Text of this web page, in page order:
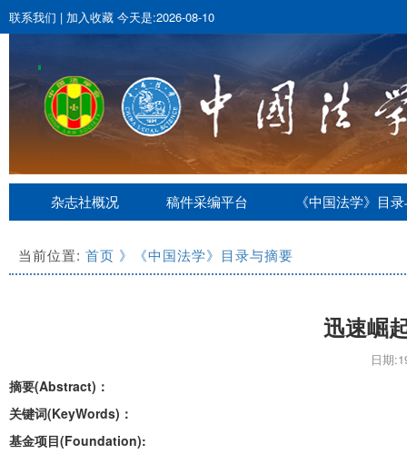
联系我们 | 加入收藏 今天是:2026-08-10
杂志社概况 稿件采编平台 《中国法学》目
当前位置: 首页 》《中国法学》目录与摘要
迅速崛
日期
摘要(Abstract)：
关键词(KeyWords)：
基金项目(Foundation):